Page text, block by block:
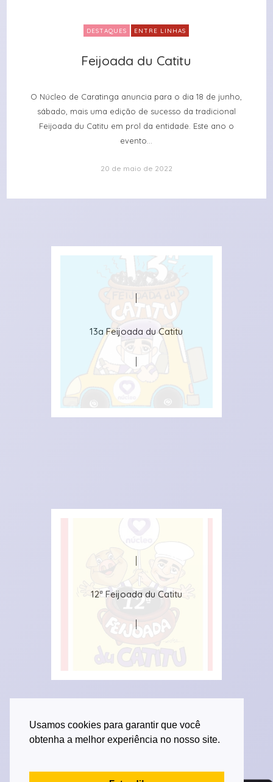
Usamos cookies para garantir que você
obtenha a melhor experiência no nosso site.
DESTAQUES ENTRE LINHAS
Feijoada du Catitu
Feijoada du Catitu
O Núcleo de Caratinga anuncia para o dia 18 de junho,
sábado, mais uma edição de sucesso da tradicional
Feijoada du Catitu em prol da entidade. Este ano o
evento...
20 de maio de 2022
13a Feijoada du Catitu
12ª Feijoada du Catitu